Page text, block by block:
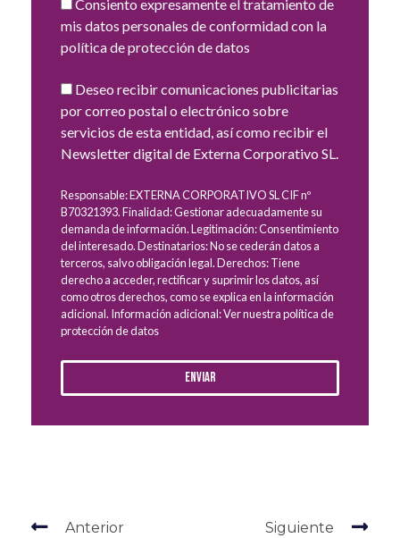
Consiento expresamente el tratamiento de
mis datos personales de conformidad con la
política de protección de datos
Deseo recibir comunicaciones publicitarias
por correo postal o electrónico sobre
servicios de esta entidad, así como recibir el
Newsletter digital de Externa Corporativo SL.
Responsable: EXTERNA CORPORATIVO SL CIF nº
B70321393. Finalidad: Gestionar adecuadamente su
demanda de información. Legitimación: Consentimiento
del interesado. Destinatarios: No se cederán datos a
terceros, salvo obligación legal. Derechos: Tiene
derecho a acceder, rectificar y suprimir los datos, así
como otros derechos, como se explica en la información
adicional. Información adicional: Ver nuestra política de
protección de datos
Enviar
Anterior Siguiente